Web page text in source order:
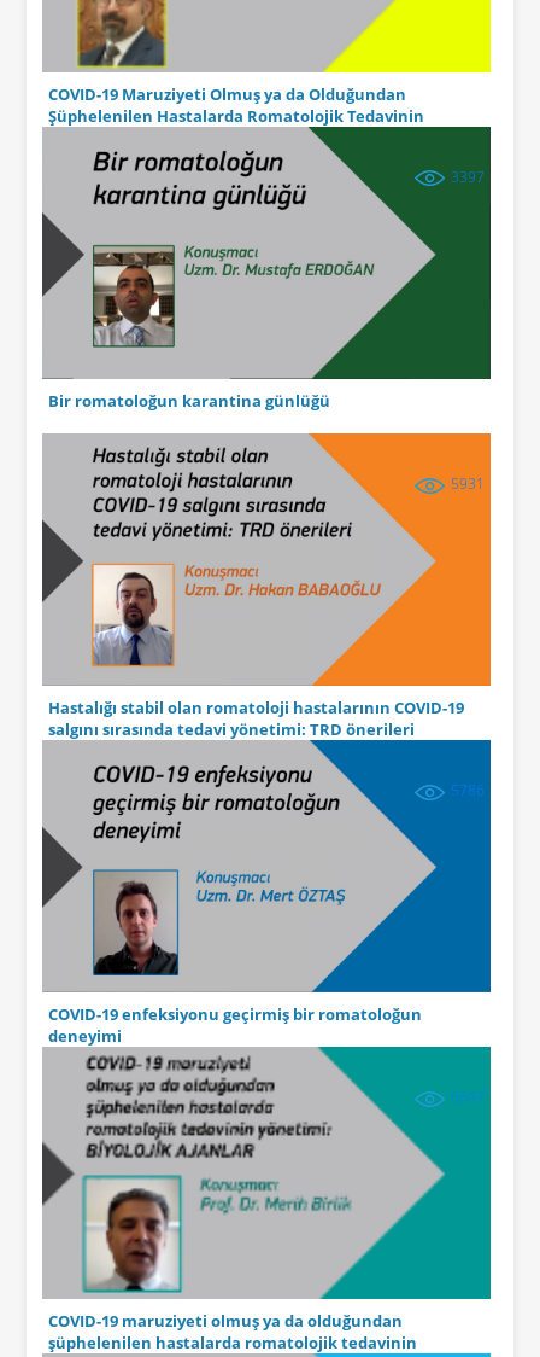
COVID-19 Maruziyeti Olmuş ya da Olduğundan
Şüphelenilen Hastalarda Romatolojik Tedavinin
3397
Bir romatoloğun karantina günlüğü
5931
Hastalığı stabil olan romatoloji hastalarının COVID-19
salgını sırasında tedavi yönetimi: TRD önerileri
5786
COVID-19 enfeksiyonu geçirmiş bir romatoloğun
deneyimi
6647
COVID-19 maruziyeti olmuş ya da olduğundan
şüphelenilen hastalarda romatolojik tedavinin